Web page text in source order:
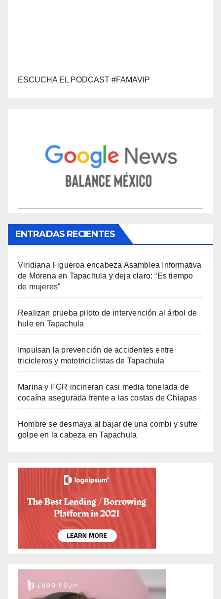
ESCUCHA EL PODCAST #FAMAVIP
ENTRADAS RECIENTES
Viridiana Figueroa encabeza Asamblea Informativa
de Morena en Tapachula y deja claro: “Es tiempo
de mujeres”
Realizan prueba piloto de intervención al árbol de
hule en Tapachula
Impulsan la prevención de accidentes entre
tricicleros y mototriciclistas de Tapachula
Marina y FGR incineran casi media tonelada de
cocaína asegurada frente a las costas de Chiapas
Hombre se desmaya al bajar de una combi y sufre
golpe en la cabeza en Tapachula